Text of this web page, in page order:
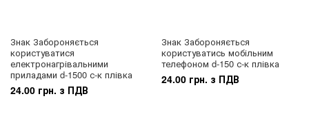
Знак Забороняється
користуватися
електронагрівальними
приладами d-1500 с-к плівка
24.00 грн. з ПДВ
Знак Забороняється
користуватись мобільним
телефоном d-150 с-к плівка
24.00 грн. з ПДВ